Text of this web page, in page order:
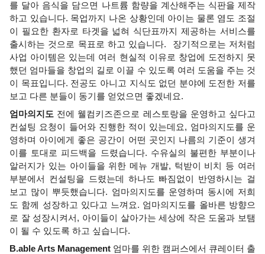
를 달아 음식을 담으면 나트륨 함량을 계산해주는 식판을 제작
하고 있습니다. 목업까지 나온 상황인데 아이는 물론 염도 조절
이 필요한 환자로 타겟을 넓혀 식단표까지 제공하는 서비스를
출시하는 것으로 목표로 하고 있습니다.  장기적으로는 저처럼
사업 아이템은 있는데 여러 현실적 이유로 창업에 도전하지 못
했던 엄마들을 창업의 길로 이끌 수 있도록 여러 도움을 주는 것
이 목표입니다. 전공도 아니고 지식도 없던 분야에 도전한 저를
보고 다른 분들이 동기를 얻었으면 좋겠네요.
엄마의지도 전에 웰컴키즈존으로 레스토랑을 운영하고 싶다고
컨설팅 요청이 들어와 진행한 적이 있는데요, 엄마의지도를 운
영하며 아이에게 좋은 공간이 어떤 곳인지 나름의 기준이 생겨
이를 토대로 피드백을 드렸습니다. 수유실의 불편한 부분이나
알러지가 있는 아이들을 위한 메뉴 개발, 턱받이 비치 등 여러
부분에서 컨설팅을 드렸는데 하나도 빠짐없이 반영하시는 걸
보고 많이 뿌듯했습니다. 엄마의지도를 운영하며 동시에 저희
도 함께 성장하고 있다고 느껴요. 엄마의지도를 올바른 방향으
로 잘 성장시켜서, 아이들이 살아가는 세상에 작은 도움과 보탬
이 될 수 있도록 하고 싶습니다.
B.able Arts Management 엄마를 위한 캠퍼스에서 큐레이터 출